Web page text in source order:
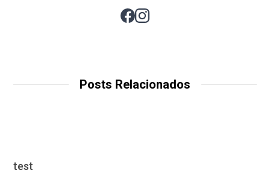
Posts Relacionados
test